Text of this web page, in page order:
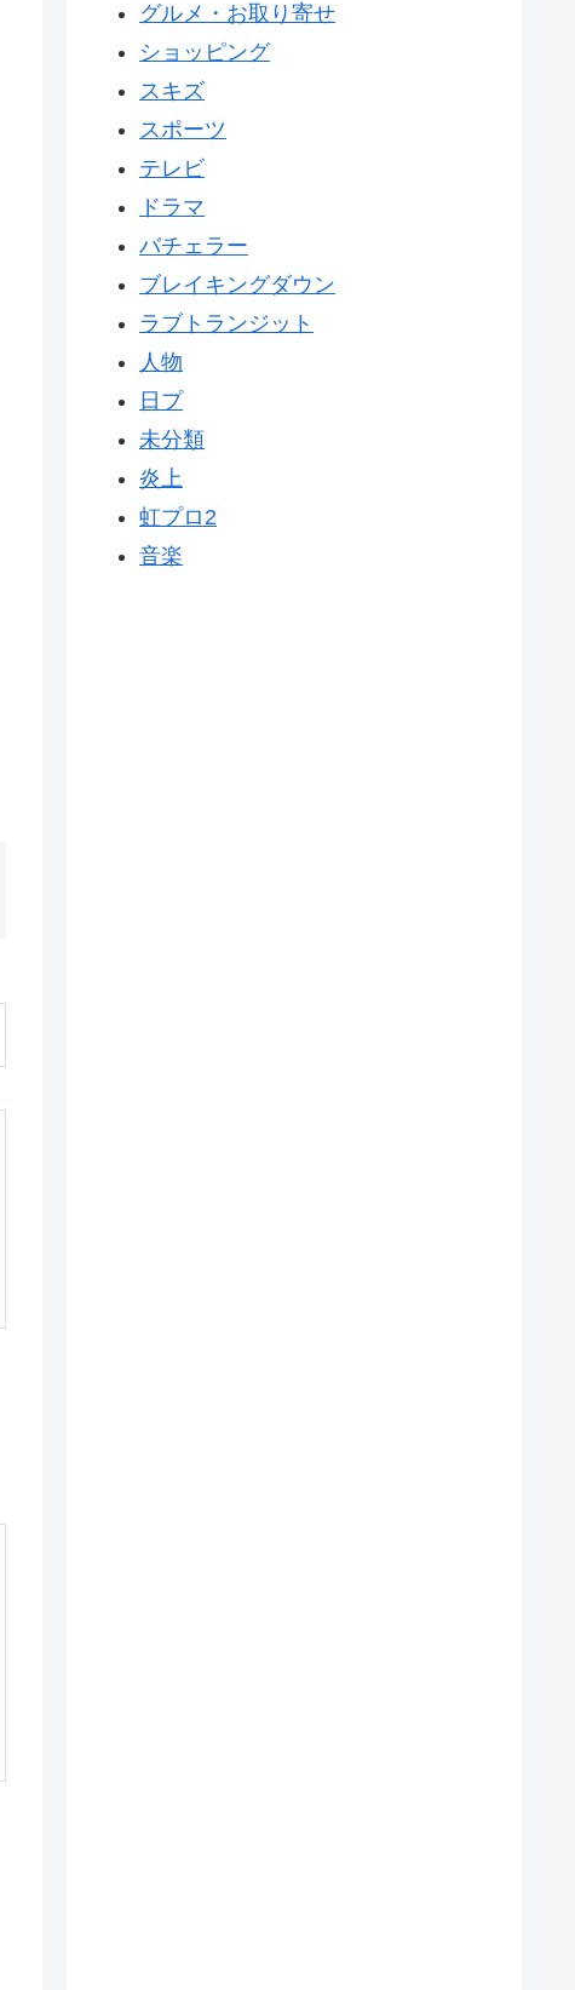
グルメ・お取り寄せ
ショッピング
スキズ
スポーツ
テレビ
ドラマ
バチェラー
ブレイキングダウン
ラブトランジット
人物
日プ
未分類
炎上
虹プロ2
音楽